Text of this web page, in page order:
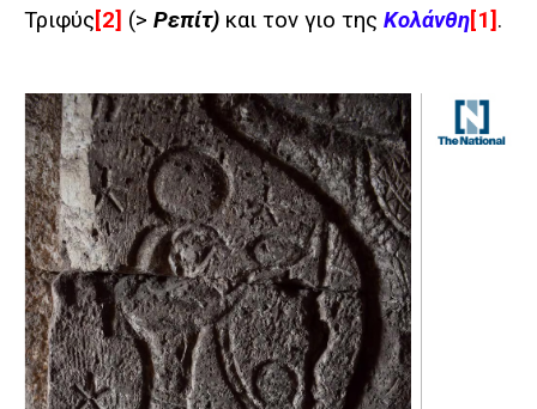
Τριφύς[2] (> Ρεπίτ) και τον γιο της Κολάνθη[1] .